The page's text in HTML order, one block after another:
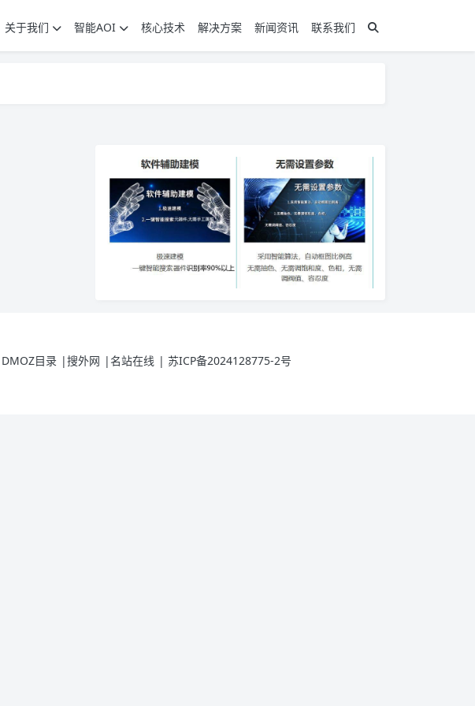
关于我们 智能AOI 核心技术 解决方案 新闻资讯 联系我们
DMOZ目录 |搜外网 | 名站在线 | 苏ICP备2024128775-2号